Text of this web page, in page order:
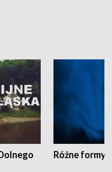
Różne formy